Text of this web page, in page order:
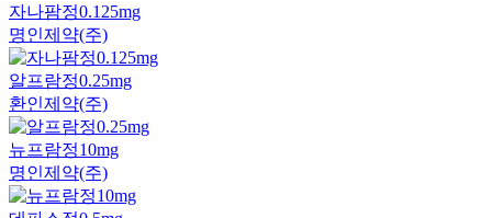
자나팜정0.125mg
명인제약(주)
알프람정0.25mg
환인제약(주)
뉴프람정10mg
명인제약(주)